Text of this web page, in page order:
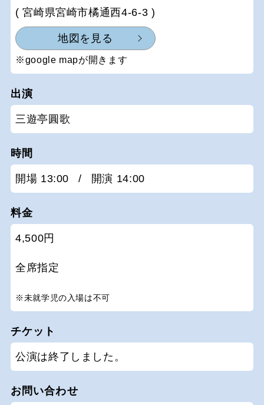
( 宮崎県宮崎市橘通西4-6-3 )
地図を見る
※google mapが開きます
出演
三遊亭圓歌
時間
開場 13:00 / 開演 14:00
料金
4,500円
全席指定
※未就学児の入場は不可
チケット
公演は終了しました。
お問い合わせ